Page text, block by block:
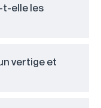
t-elle les
vertige et